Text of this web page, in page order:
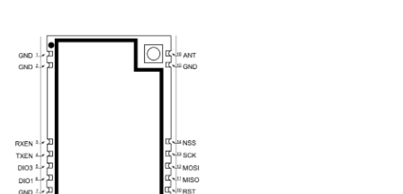
VGdd79TxxxN0M4 系列模
块